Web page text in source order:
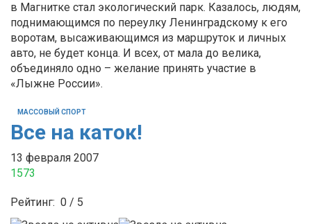
в Магнитке стал экологический парк. Казалось, людям,
поднимающимся по переулку Ленинградскому к его
воротам, высаживающимся из маршруток и личных
авто, не будет конца. И всех, от мала до велика,
объединяло одно – желание принять участие в
«Лыжне России».
МАССОВЫЙ СПОРТ
Все на каток!
13 февраля 2007
1573
Рейтинг: 0 / 5